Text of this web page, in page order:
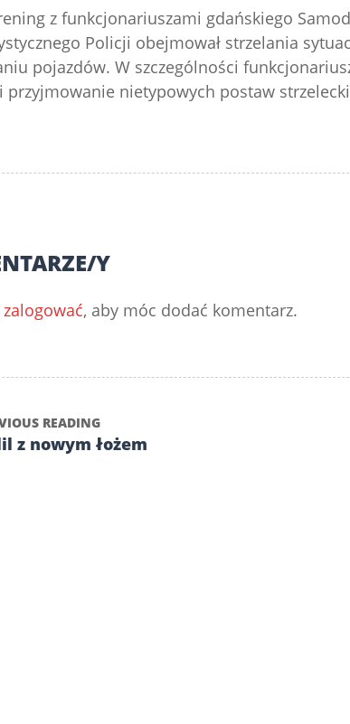
z funkcjonariuszami gdańskiego
Policji obejmował strzelania
pojazdów. W szczególności
przyjmowanie nietypowych postaw
Y
zalogować, aby móc dodać komentarz.
READING
z nowym łożem